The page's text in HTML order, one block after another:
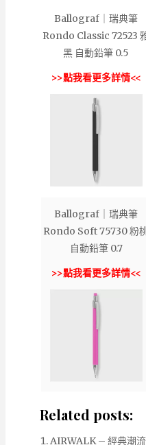
Ballograf｜瑞典筆
Rondo Classic 72523
黑 自動鉛筆 0.5
>>點我看更多詳情<<
Ballograf｜瑞典筆
Rondo Soft 75730 粉
自動鉛筆 0.7
>>點我看更多詳情<<
Related posts:
AIRWALK – 經典潮